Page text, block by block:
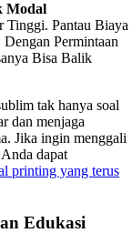
Modal
Tinggi. Pantau Biaya
Permintaan
Bisa Balik
tak hanya soal
dan menjaga
Jika ingin menggali
dapat
printing yang terus
Edukasi